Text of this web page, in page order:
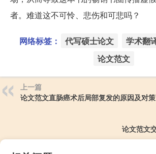
者。难道这不可怜、悲伤和可悲吗？
网络标签： 代写硕士论文 学术翻
论文范文
上一篇
论文范文直肠癌术后局部复发的原因及对策
论文范文